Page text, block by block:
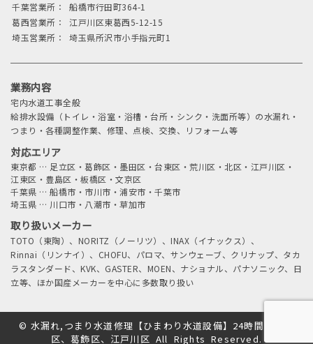
千葉営業所：
船橋市行田町364-1
葛西営業所：
江戸川区東葛西5-12-15
埼玉営業所：
埼玉県所沢市小手指元町1
業務内容
宅内水道工事全般
給排水設備（トイレ・浴室・浴槽・台所・シンク・洗面所等）の水漏れ・
つまり・各種調整作業、修理、点検、交換、リフォーム等
対応エリア
東京都 … 足立区・葛飾区・墨田区・台東区・荒川区・北区・江戸川区・
江東区・豊島区・板橋区・文京区
千葉県 … 船橋市・市川市・浦安市・千葉市
埼玉県 … 川口市・八潮市・草加市
取り扱いメーカー
TOTO（東陶）、NORITZ（ノーリツ）、INAX（イナックス）、
Rinnai（リンナイ）、CHOFU、パロマ、サンウェーブ、クリナップ、タカ
ラスタンダード、KVK、GASTER、MOEN、ナショナル、パナソニック、日
立等、ほか国産メーカーを中心に多数取り扱い
© 水漏れ,つまり水道修理【ひまわり水道設備】24時間、足立
区、葛飾区、江戸川区 All Rights Reserved.